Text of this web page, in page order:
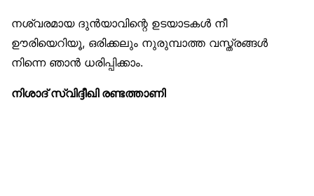
നശ്വരമായ ദുൻയാവിന്റെ ഉടയാടകൾ നീ
ഊരിയെറിയൂ, ഒരിക്കലും നുരുമ്പാത്ത വസ്ത്രങ്ങൾ
നിന്നെ ഞാൻ ധരിപ്പിക്കാം.
നിശാദ് സ്വിദ്ദീഖി രണ്ടത്താണി